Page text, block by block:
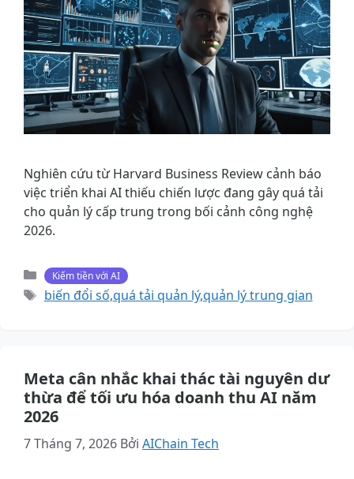
Nghiên cứu từ Harvard Business Review cảnh báo
việc triển khai AI thiếu chiến lược đang gây quá tải
cho quản lý cấp trung trong bối cảnh công nghệ
2026.
Danh
mục
Kiếm tiền với AI
Thẻ
biến đổi số,quá tải quản lý,quản lý trung gian
Meta cân nhắc khai thác tài nguyên dư
thừa để tối ưu hóa doanh thu AI năm
2026
7 Tháng 7, 2026 Bởi AIChain Tech